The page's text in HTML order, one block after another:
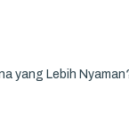
yang Lebih